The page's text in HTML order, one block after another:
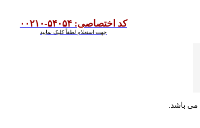
کد اختصاصی: ۵۴۰۵۴-۰۰۲۱۰
جهت استعلام لطفاً کلیک نمایید
می باشد.